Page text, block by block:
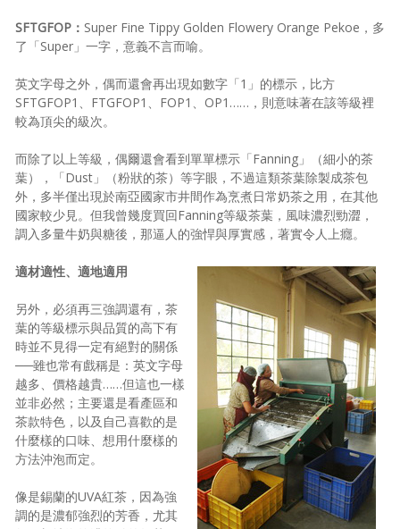
SFTGFOP： Super Fine Tippy Golden Flowery Orange Pekoe，多
了「Super」一字，意義不言而喻。
英文字母之外，偶而還會再出現如數字「1」的標示，比方
SFTGFOP1、FTGFOP1、FOP1、OP1……，則意味著在該等級裡
較為頂尖的級次。
而除了以上等級，偶爾還會看到單單標示「Fanning」（細小的茶
葉），「Dust」（粉狀的茶）等字眼，不過這類茶葉除製成茶包
外，多半僅出現於南亞國家市井間作為烹煮日常奶茶之用，在其他
國家較少見。但我曾幾度買回Fanning等級茶葉，風味濃烈勁澀，
調入多量牛奶與糖後，那逼人的強悍與厚實感，著實令人上癮。
適材適性、適地適用
另外，必須再三強調還有，茶
葉的等級標示與品質的高下有
時並不見得一定有絕對的關係
──雖也常有戲稱是：英文字母
越多、價格越貴……但這也一樣
並非必然；主要還是看產區和
茶款特色，以及自己喜歡的是
什麼樣的口味、想用什麼樣的
方法沖泡而定。
像是錫蘭的UVA紅茶，因為強
調的是濃郁強烈的芳香，尤其